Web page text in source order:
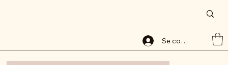
Se connecter
Peinture base aqueuse, 8026-1, lessivable, ALABAVELOURS, ALBAMAT